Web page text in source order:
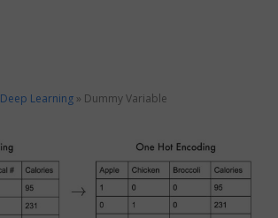
Deep Learning » Dummy Variable